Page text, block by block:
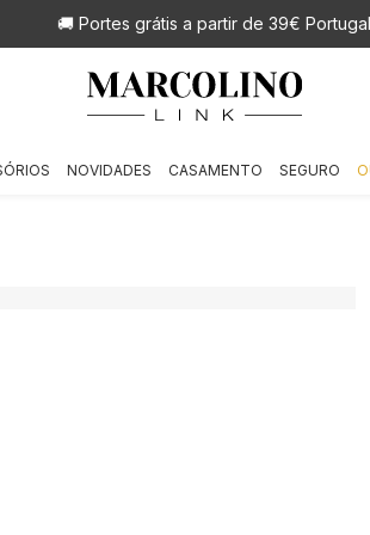
🚚 Portes grátis a partir de 39€
NOVIDADES CASAMENTO SEGURO